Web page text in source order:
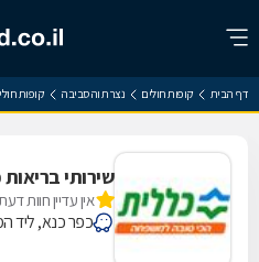
דף הבית קופות חולים נצרת והסביבה קופות
שירותי
אין עדיין חוות
כפר כנא, ליד